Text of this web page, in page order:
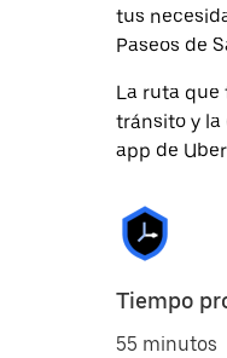
tus
Paseos de
La ruta que
tránsito y la
app de
Tiempo
55 minutos